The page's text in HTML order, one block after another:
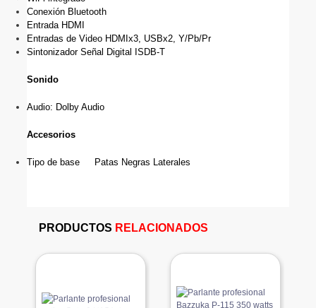
Conexión Bluetooth
Entrada HDMI
Entradas de Video HDMIx3, USBx2, Y/Pb/Pr
Sintonizador Señal Digital ISDB-T
Sonido
Audio: Dolby Audio
Accesorios
Tipo de base Patas Negras Laterales
PRODUCTOS RELACIONADOS